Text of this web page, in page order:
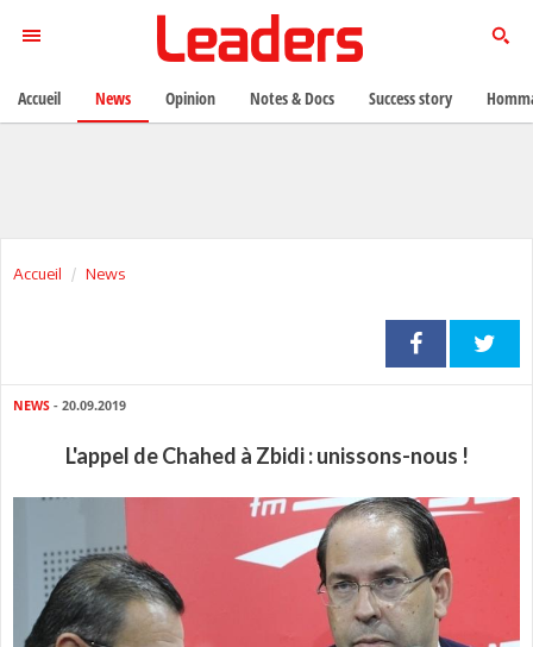
Accueil News
NEWS - 20.09.2019
L'appel de Chahed à Zbidi : unissons-nous !
Accueil News Opinion Notes & Docs Success story